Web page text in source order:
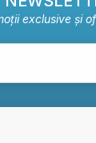
exclusive și